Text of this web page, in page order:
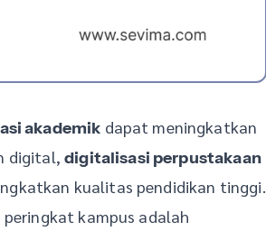
akademik dapat meningkatkan
digital,digitalisasi perpustakaan
kualitas pendidikan tinggi.
kampus adalah